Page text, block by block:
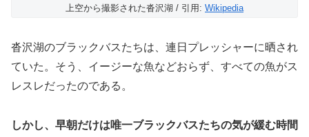
上空から撮影された沓沢湖 / 引用: Wikipedia
沓沢湖のブラックバスたちは、連日プレッシャーに晒され
ていた。そう、イージーな魚などおらず、すべての魚がス
レスレだったのである。
しかし、早朝だけは唯一ブラックバスたちの気が緩む時間